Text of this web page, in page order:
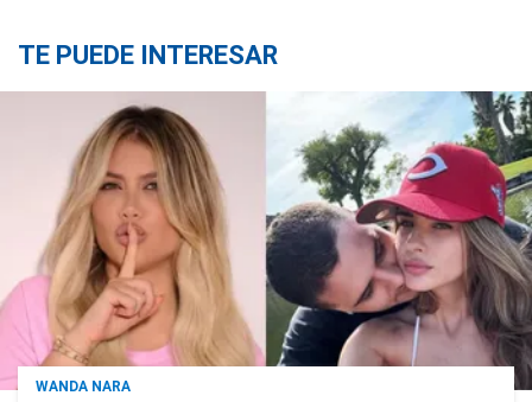
TE PUEDE INTERESAR
WANDA NARA